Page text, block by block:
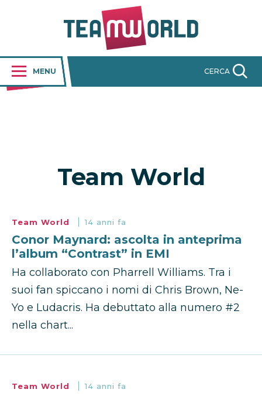
MENU CERCA
Team World
Team World 14 anni fa
Conor Maynard: ascolta in anteprima
l’album “Contrast” in EMI
Ha collaborato con Pharrell Williams. Tra i
suoi fan spiccano i nomi di Chris Brown, Ne-
Yo e Ludacris. Ha debuttato alla numero #2
nella chart...
Team World 14 anni fa